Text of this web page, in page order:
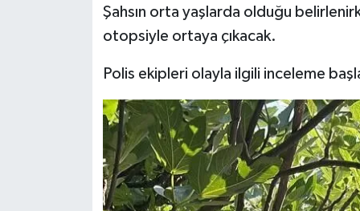
Şahsın orta yaşlarda olduğu
otopsiyle ortaya çıkacak.
Polis ekipleri olayla ilgili inceleme